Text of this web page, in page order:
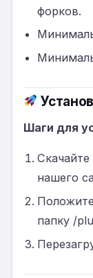
форков.
Шаги для
Скачайте
нашего
папку /